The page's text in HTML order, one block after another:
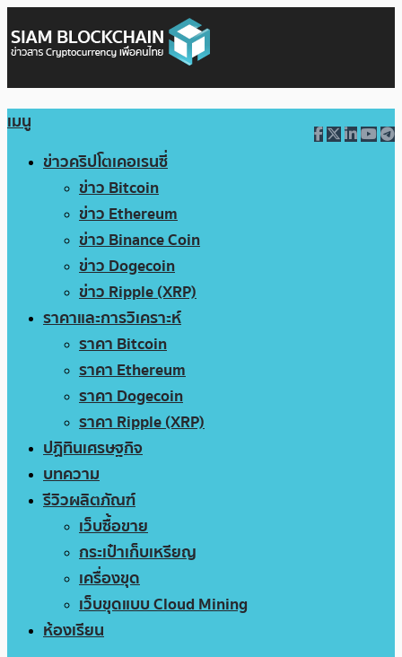
เมนู
ข่าวคริปโตเคอเรนซี่
ข่าว Bitcoin
ข่าว Ethereum
ข่าว Binance Coin
ข่าว Dogecoin
ข่าว Ripple (XRP)
ราคาและการวิเคราะห์
ราคา Bitcoin
ราคา Ethereum
ราคา Dogecoin
ราคา Ripple (XRP)
ปฏิทินเศรษฐกิจ
บทความ
รีวิวผลิตภัณฑ์
เว็บซื้อขาย
กระเป๋าเก็บเหรียญ
เครื่องขุด
เว็บขุดแบบ Cloud Mining
ห้องเรียน